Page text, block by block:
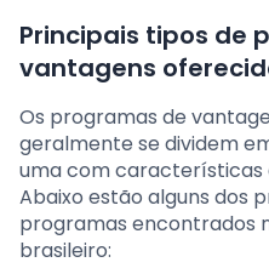
Principais tipos de
vantagens
Os programas de
geralmente se dividem
uma com características
Abaixo estão alguns dos
programas encontrados
brasileiro: